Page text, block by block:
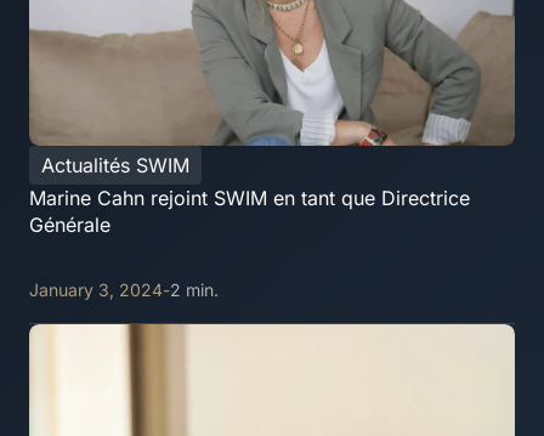
Actualités SWIM
Marine Cahn rejoint SWIM en tant que Directrice
Générale
January 3, 2024-2 min.